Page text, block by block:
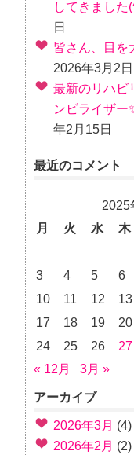
してきました
日
皆さん、目を
2026年3月2日
最新のリハ
ンビライザー
年2月15日
最近のコメント
2025
月
火 水 木
3
4 5 6
10
11 12 13
17
18 19 20
24
25 26 27
« 12月
3月 »
アーカイブ
2026年3月 (4)
2026年2月 (2)